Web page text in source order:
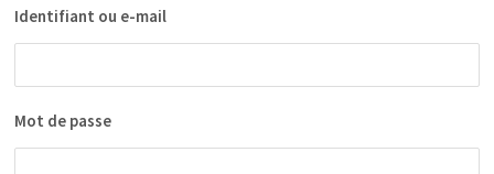
Identifiant ou e-mail
Mot de passe